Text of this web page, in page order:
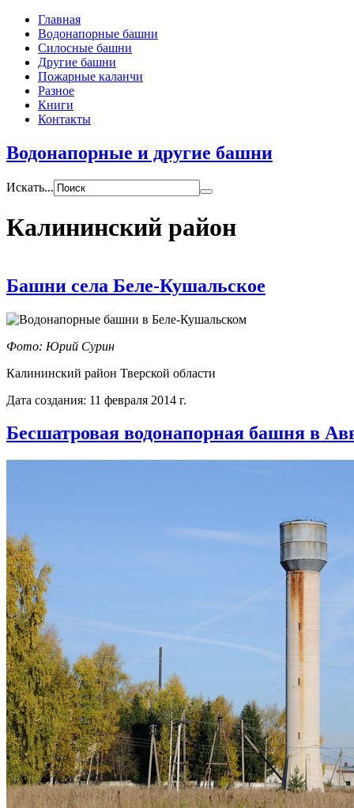
Главная
Водонапорные башни
Силосные башни
Другие башни
Пожарные каланчи
Разное
Книги
Контакты
Водонапорные и другие башни
Искать...
Калининский район
Башни села Беле-Кушальское
Фото: Юрий Сурин
Калининский район Тверской области
Дата создания: 11 февраля 2014 г.
Бесшатровая водонапорная башня в